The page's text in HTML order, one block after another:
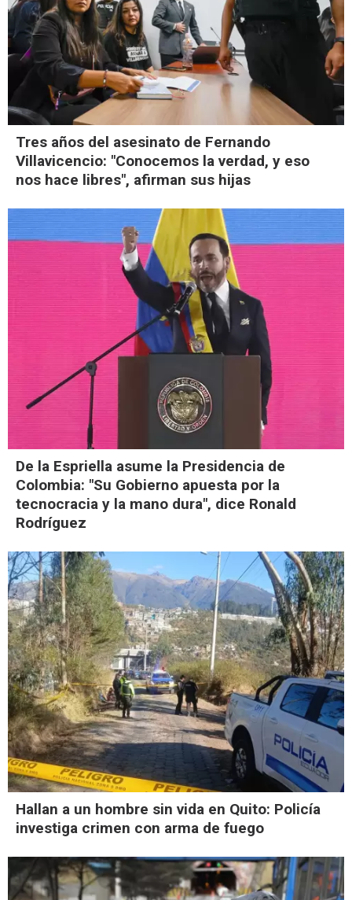
Tres años del asesinato de Fernando
Villavicencio: "Conocemos la verdad, y eso
nos hace libres", afirman sus hijas
De la Espriella asume la Presidencia de
Colombia: "Su Gobierno apuesta por la
tecnocracia y la mano dura", dice Ronald
Rodríguez
Hallan a un hombre sin vida en Quito: Policía
investiga crimen con arma de fuego